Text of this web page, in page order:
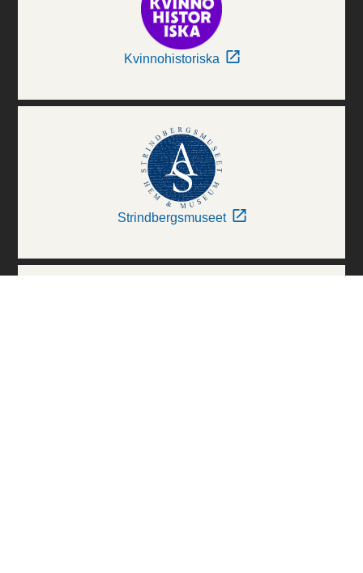
Kvinnohistoriska
Strindbergsmuseet